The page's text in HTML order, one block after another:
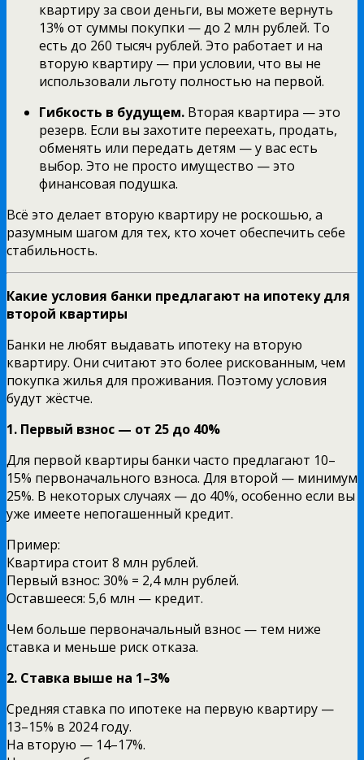
квартиру за свои деньги, вы можете вернуть
13% от суммы покупки — до 2 млн рублей. То
есть до 260 тысяч рублей. Это работает и на
вторую квартиру — при условии, что вы не
использовали льготу полностью на первой.
Гибкость в будущем. Вторая квартира — это
резерв. Если вы захотите переехать, продать,
обменять или передать детям — у вас есть
выбор. Это не просто имущество — это
финансовая подушка.
Всё это делает вторую квартиру не роскошью, а
разумным шагом для тех, кто хочет обеспечить себе
стабильность.
Какие условия банки предлагают на ипотеку для
второй квартиры
Банки не любят выдавать ипотеку на вторую
квартиру. Они считают это более рискованным, чем
покупка жилья для проживания. Поэтому условия
будут жёстче.
1. Первый взнос — от 25 до 40%
Для первой квартиры банки часто предлагают 10–
15% первоначального взноса. Для второй — минимум
25%. В некоторых случаях — до 40%, особенно если вы
уже имеете непогашенный кредит.
Пример:
Квартира стоит 8 млн рублей.
Первый взнос: 30% = 2,4 млн рублей.
Оставшееся: 5,6 млн — кредит.
Чем больше первоначальный взнос — тем ниже
ставка и меньше риск отказа.
2. Ставка выше на 1–3%
Средняя ставка по ипотеке на первую квартиру —
13–15% в 2024 году.
На вторую — 14–17%.